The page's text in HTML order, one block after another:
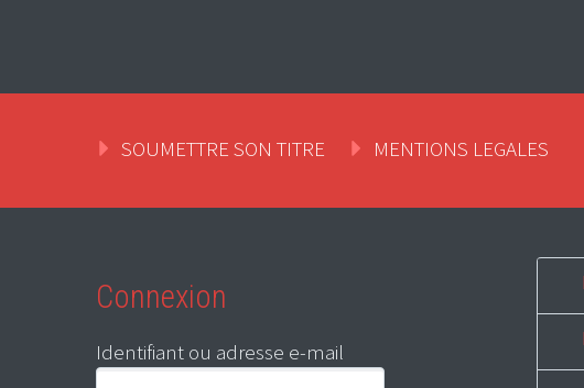
SOUMETTRE SON TITRE MENTIONS LEGALES
Connexion
Identifiant ou adresse e-mail